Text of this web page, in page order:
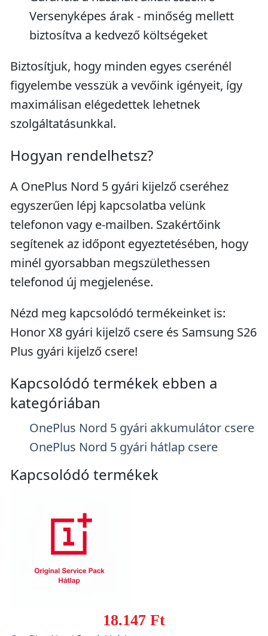
Versenyképes árak - minőség mellett
biztosítva a kedvező költségeket
Biztosítjuk, hogy minden egyes cserénél
figyelembe vesszük a vevőink igényeit, így
maximálisan elégedettek lehetnek
szolgáltatásunkkal.
Hogyan rendelhetsz?
A OnePlus Nord 5 gyári kijelző cseréhez
egyszerűen lépj kapcsolatba velünk
telefonon vagy e-mailben. Szakértőink
segítenek az időpont egyeztetésében, hogy
minél gyorsabban megszülethessen
telefonod új megjelenése.
Nézd meg kapcsolódó termékeinket is:
Honor X8 gyári kijelző csere és Samsung S26
Plus gyári kijelző csere!
Kapcsolódó termékek ebben a
kategóriában
OnePlus Nord 5 gyári akkumulátor csere
OnePlus Nord 5 gyári hátlap csere
Kapcsolódó termékek
18.147 Ft